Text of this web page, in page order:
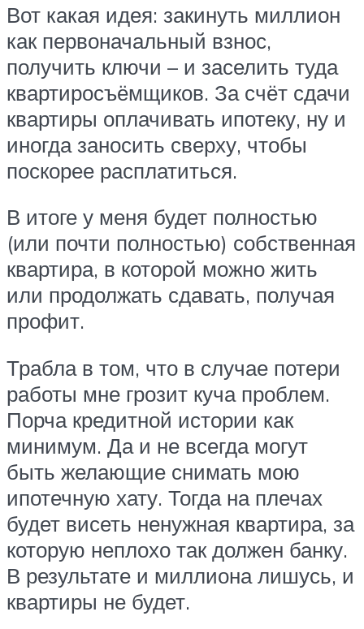
Вот какая идея: закинуть миллион
как первоначальный взнос,
получить ключи – и заселить туда
квартиросъёмщиков. За счёт сдачи
квартиры оплачивать ипотеку, ну и
иногда заносить сверху, чтобы
поскорее расплатиться.
В итоге у меня будет полностью
(или почти полностью) собственная
квартира, в которой можно жить
или продолжать сдавать, получая
профит.
Трабла в том, что в случае потери
работы мне грозит куча проблем.
Порча кредитной истории как
минимум. Да и не всегда могут
быть желающие снимать мою
ипотечную хату. Тогда на плечах
будет висеть ненужная квартира, за
которую неплохо так должен банку.
В результате и миллиона лишусь, и
квартиры не будет.